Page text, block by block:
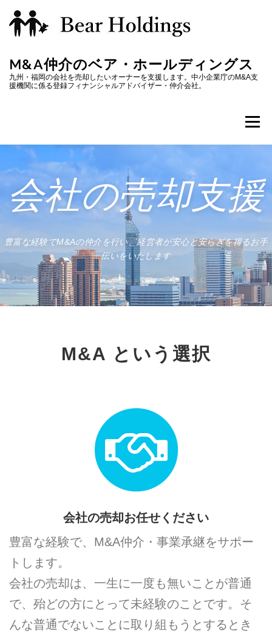
ン
ン
ツ
ッ
プ
M&A仲介のベア・ホールディングス
九州・福岡の会社を売却したいオーナーを支援します。中小企業庁のM&A支
援機関に係る登録フィナンシャルアドバイザー・仲介会社。
メニ
ホーム M&Aの進め方
会社概要
会社の売却支援
豊富な経験でM&Aの仲介を行い、経営者が安心と安らぎを得るお手
伝いをいたします
M&A という選択
会社の売却お任せください
豊富な経験で、M&A仲介・事業承継をサポー
トします。
会社の売却は、一生に一度も無いことが普通
で、殆どの方にとって未経験のことです。そ
んな普通でないことに取り組もうとするとき